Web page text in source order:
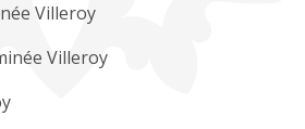
Villeroy
Villeroy